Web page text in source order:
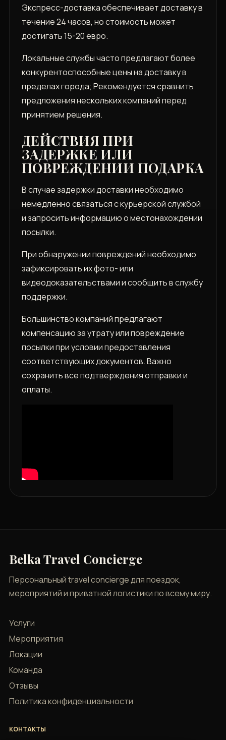
Экспресс-доставка обеспечивает доставку в
течение 24 часов, но стоимость может
достигать 15-20 евро.
Локальные службы часто предлагают более
конкурентоспособные цены на доставку в
пределах города; Рекомендуется сравнить
предложения нескольких компаний перед
принятием решения.
ДЕЙСТВИЯ ПРИ
ЗАДЕРЖКЕ ИЛИ
ПОВРЕЖДЕНИИ ПОДАРКА
В случае задержки доставки необходимо
немедленно связаться с курьерской службой
и запросить информацию о местонахождении
посылки.
При обнаружении повреждений необходимо
зафиксировать их фото- или
видеодоказательствами и сообщить в службу
поддержки.
Большинство компаний предлагают
компенсацию за утрату или повреждение
посылки при условии предоставления
соответствующих документов. Важно
сохранить все подтверждения отправки и
оплаты.
Belka Travel Concierge
Персональный travel concierge для поездок,
мероприятий и приватной логистики по всему миру.
Услуги
Мероприятия
Локации
Команда
Отзывы
Политика конфиденциальности
КОНТАКТЫ